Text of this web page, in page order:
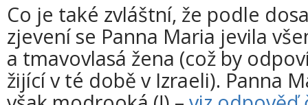
Co je také zvláštní, že podle
zjevení se Panna Maria jevila
a tmavovlasá žena (což by
žijící v té době v Izraeli). Panna